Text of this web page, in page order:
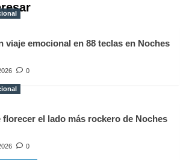
viaje emocional en 88 teclas en Noches
0
el lado más rockero de Noches
0